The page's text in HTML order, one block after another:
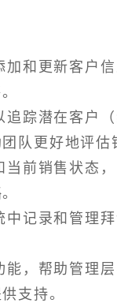
和更新客户
踪潜在客户
队更好地评估
前销售状态
记录和管理
，帮助管理
支持。